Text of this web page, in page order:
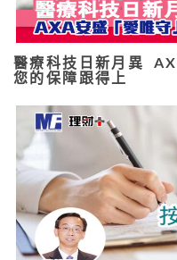
醫療科技日新月異
您的保障跟得上